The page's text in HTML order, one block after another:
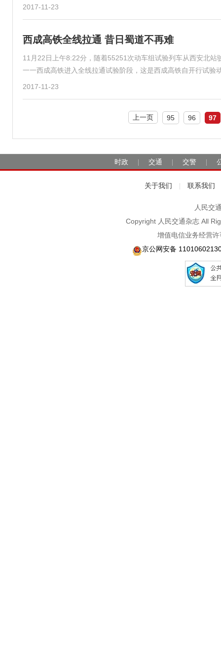
2017-11-23
西成高铁全线拉通 昔日蜀道不再难
11月22日上午8:22分，随着55251次动车组试验列车从西安北
一一西成高铁进入全线拉通试验阶段，这是西成高铁自开行试验
2017-11-23
上一页 95 96 97
时政 交通 交警
关于我们 联系我们
人民交
Copyright 人民交通杂志 All
增值电信业务经营
京公网安备